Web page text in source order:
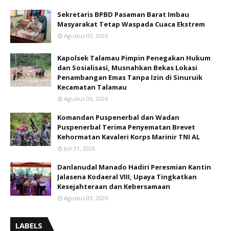
Sekretaris BPBD Pasaman Barat Imbau
Masyarakat Tetap Waspada Cuaca Ekstrem
Agustus 03, 2026
Kapolsek Talamau Pimpin Penegakan Hukum
dan Sosialisasi, Musnahkan Bekas Lokasi
Penambangan Emas Tanpa Izin di Sinuruik
Kecamatan Talamau
Agustus 06, 2026
Komandan Puspenerbal dan Wadan
Puspenerbal Terima Penyematan Brevet
Kehormatan Kavaleri Korps Marinir TNI AL
Juli 31, 2026
Danlanudal Manado Hadiri Peresmian Kantin
Jalasena Kodaeral VIII, Upaya Tingkatkan
Kesejahteraan dan Kebersamaan
Agustus 03, 2026
LABELS